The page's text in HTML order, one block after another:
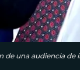
de una audiencia